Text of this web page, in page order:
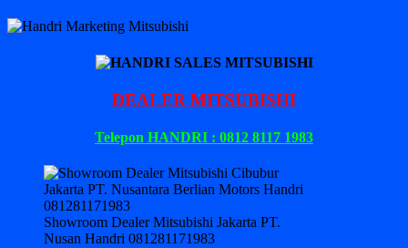
DEALER MITSUBISHI
Telepon HANDRI : 0812 8117 1983
Showroom Dealer Mitsubishi Jakarta PT.
Nusan Handri 081281171983